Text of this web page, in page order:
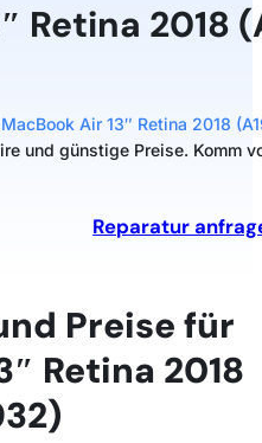
Retina 2018
MacBook Air 13″ Retina 2018
und günstige Preise. Komm
Reparatur
Preise für
Retina 2018